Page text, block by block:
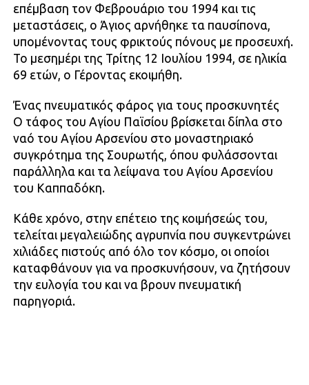
επέμβαση τον Φεβρουάριο του 1994 και τις
μεταστάσεις, ο Άγιος αρνήθηκε τα παυσίπονα,
υπομένοντας τους φρικτούς πόνους με προσευχή.
Το μεσημέρι της Τρίτης 12 Ιουλίου 1994, σε ηλικία
69 ετών, ο Γέροντας εκοιμήθη.
Ένας πνευματικός φάρος για τους προσκυνητές
Ο τάφος του Αγίου Παϊσίου βρίσκεται δίπλα στο
ναό του Αγίου Αρσενίου στο μοναστηριακό
συγκρότημα της Σουρωτής, όπου φυλάσσονται
παράλληλα και τα λείψανα του Αγίου Αρσενίου
του Καππαδόκη.
Κάθε χρόνο, στην επέτειο της κοιμήσεώς του,
τελείται μεγαλειώδης αγρυπνία που συγκεντρώνει
χιλιάδες πιστούς από όλο τον κόσμο, οι οποίοι
καταφθάνουν για να προσκυνήσουν, να ζητήσουν
την ευλογία του και να βρουν πνευματική
παρηγοριά.